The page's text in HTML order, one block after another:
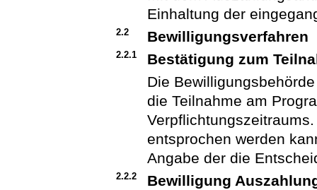
Einhaltung der
2.2 Bewilligungsverfahren
2.2.1
Bestätigung zum
Die
die Teilnahme am
entsprochen werden
Angabe der die
2.2.2
Bewilligung